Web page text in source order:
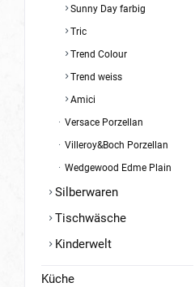
Sunny Day farbig
Tric
Trend Colour
Trend weiss
Amici
Versace Porzellan
Villeroy&Boch Porzellan
Wedgewood Edme Plain
Silberwaren
Tischwäsche
Kinderwelt
Küche